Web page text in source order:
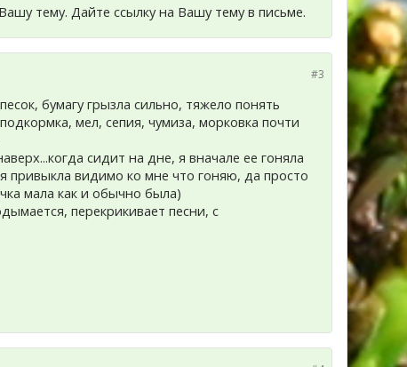
тему. Дайте ссылку на Вашу тему в письме.
#3
бумагу грызла сильно, тяжело понять
мел, сепия, чумиза, морковка почти
сидит на дне, я вначале ее гоняла
привыкла видимо ко мне что гоняю, да просто
мала как и обычно была)
перекрикивает песни, с